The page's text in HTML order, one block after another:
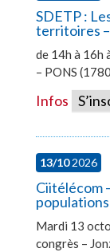
SDETP :
territoires –
de 14h à 16h
– PONS
Infos
13/102026
Ciitélécom
populations
Mardi 13
congrès –